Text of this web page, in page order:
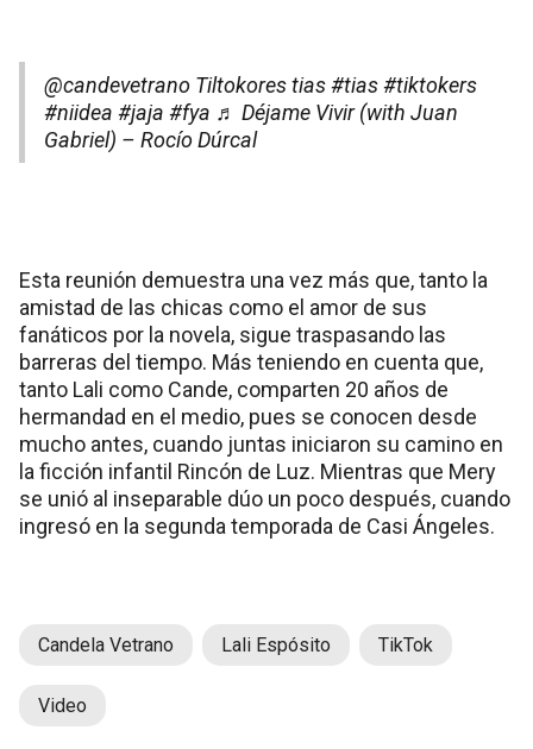
@candevetrano Tiltokores tias#tias#tiktokers
#niidea #jaja #fya ♬ Déjame Vivir (with Juan
Gabriel) – Rocío Dúrcal
Esta reunión demuestra una vez más que, tanto la
amistad de las chicas como el amor de sus
fanáticos por la novela, sigue traspasando las
barreras del tiempo. Más teniendo en cuenta que,
tanto Lali como Cande, comparten 20 años de
hermandad en el medio, pues se conocen desde
mucho antes, cuando juntas iniciaron su camino en
la ficción infantil Rincón de Luz. Mientras que Mery
se unió al inseparable dúo un poco después, cuando
ingresó en la segunda temporada de Casi Ángeles.
Candela Vetrano Lali Espósito TikTok
Video